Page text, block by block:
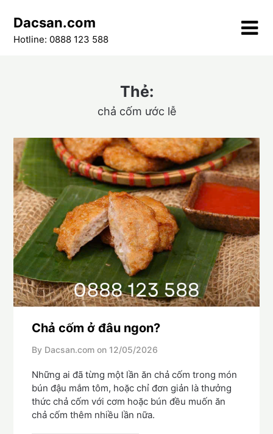
content
Dacsan.com
Hotline: 0888 123 588
Thẻ:
chả cốm ước lễ
Chả cốm ở đâu ngon?
By Dacsan.com on 12/05/2026
Những ai đã từng một lần ăn chả cốm trong món
bún đậu mắm tôm, hoặc chỉ đơn giản là thưởng
thức chả cốm với cơm hoặc bún đều muốn ăn
chả cốm thêm nhiều lần nữa.